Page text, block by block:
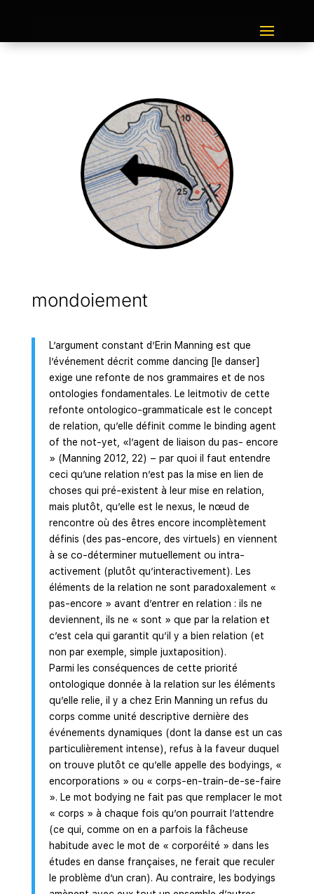
mondoiement
L’argument constant d’Erin Manning est que
l’événement décrit comme dancing [le danser]
exige une refonte de nos grammaires et de nos
ontologies fondamentales. Le leitmotiv de cette
refonte ontologico-grammaticale est le concept
de relation, qu’elle définit comme le binding agent
of the not-yet, «l’agent de liaison du pas- encore
» (Manning 2012, 22) – par quoi il faut entendre
ceci qu’une relation n’est pas la mise en lien de
choses qui pré-existent à leur mise en relation,
mais plutôt, qu’elle est le nexus, le nœud de
rencontre où des êtres encore incomplètement
définis (des pas-encore, des virtuels) en viennent
à se co-déterminer mutuellement ou intra-
activement (plutôt qu’interactivement). Les
éléments de la relation ne sont paradoxalement «
pas-encore » avant d’entrer en relation : ils ne
deviennent, ils ne « sont » que par la relation et
c’est cela qui garantit qu’il y a bien relation (et
non par exemple, simple juxtaposition).
Parmi les conséquences de cette priorité
ontologique donnée à la relation sur les éléments
qu’elle relie, il y a chez Erin Manning un refus du
corps comme unité descriptive dernière des
événements dynamiques (dont la danse est un cas
particulièrement intense), refus à la faveur duquel
on trouve plutôt ce qu’elle appelle des bodyings, «
encorporations » ou « corps-en-train-de-se-faire
». Le mot bodying ne fait pas que remplacer le mot
« corps » à chaque fois qu’on pourrait l’attendre
(ce qui, comme on en a parfois la fâcheuse
habitude avec le mot de « corporéité » dans les
études en danse françaises, ne ferait que reculer
le problème d’un cran). Au contraire, les bodyings